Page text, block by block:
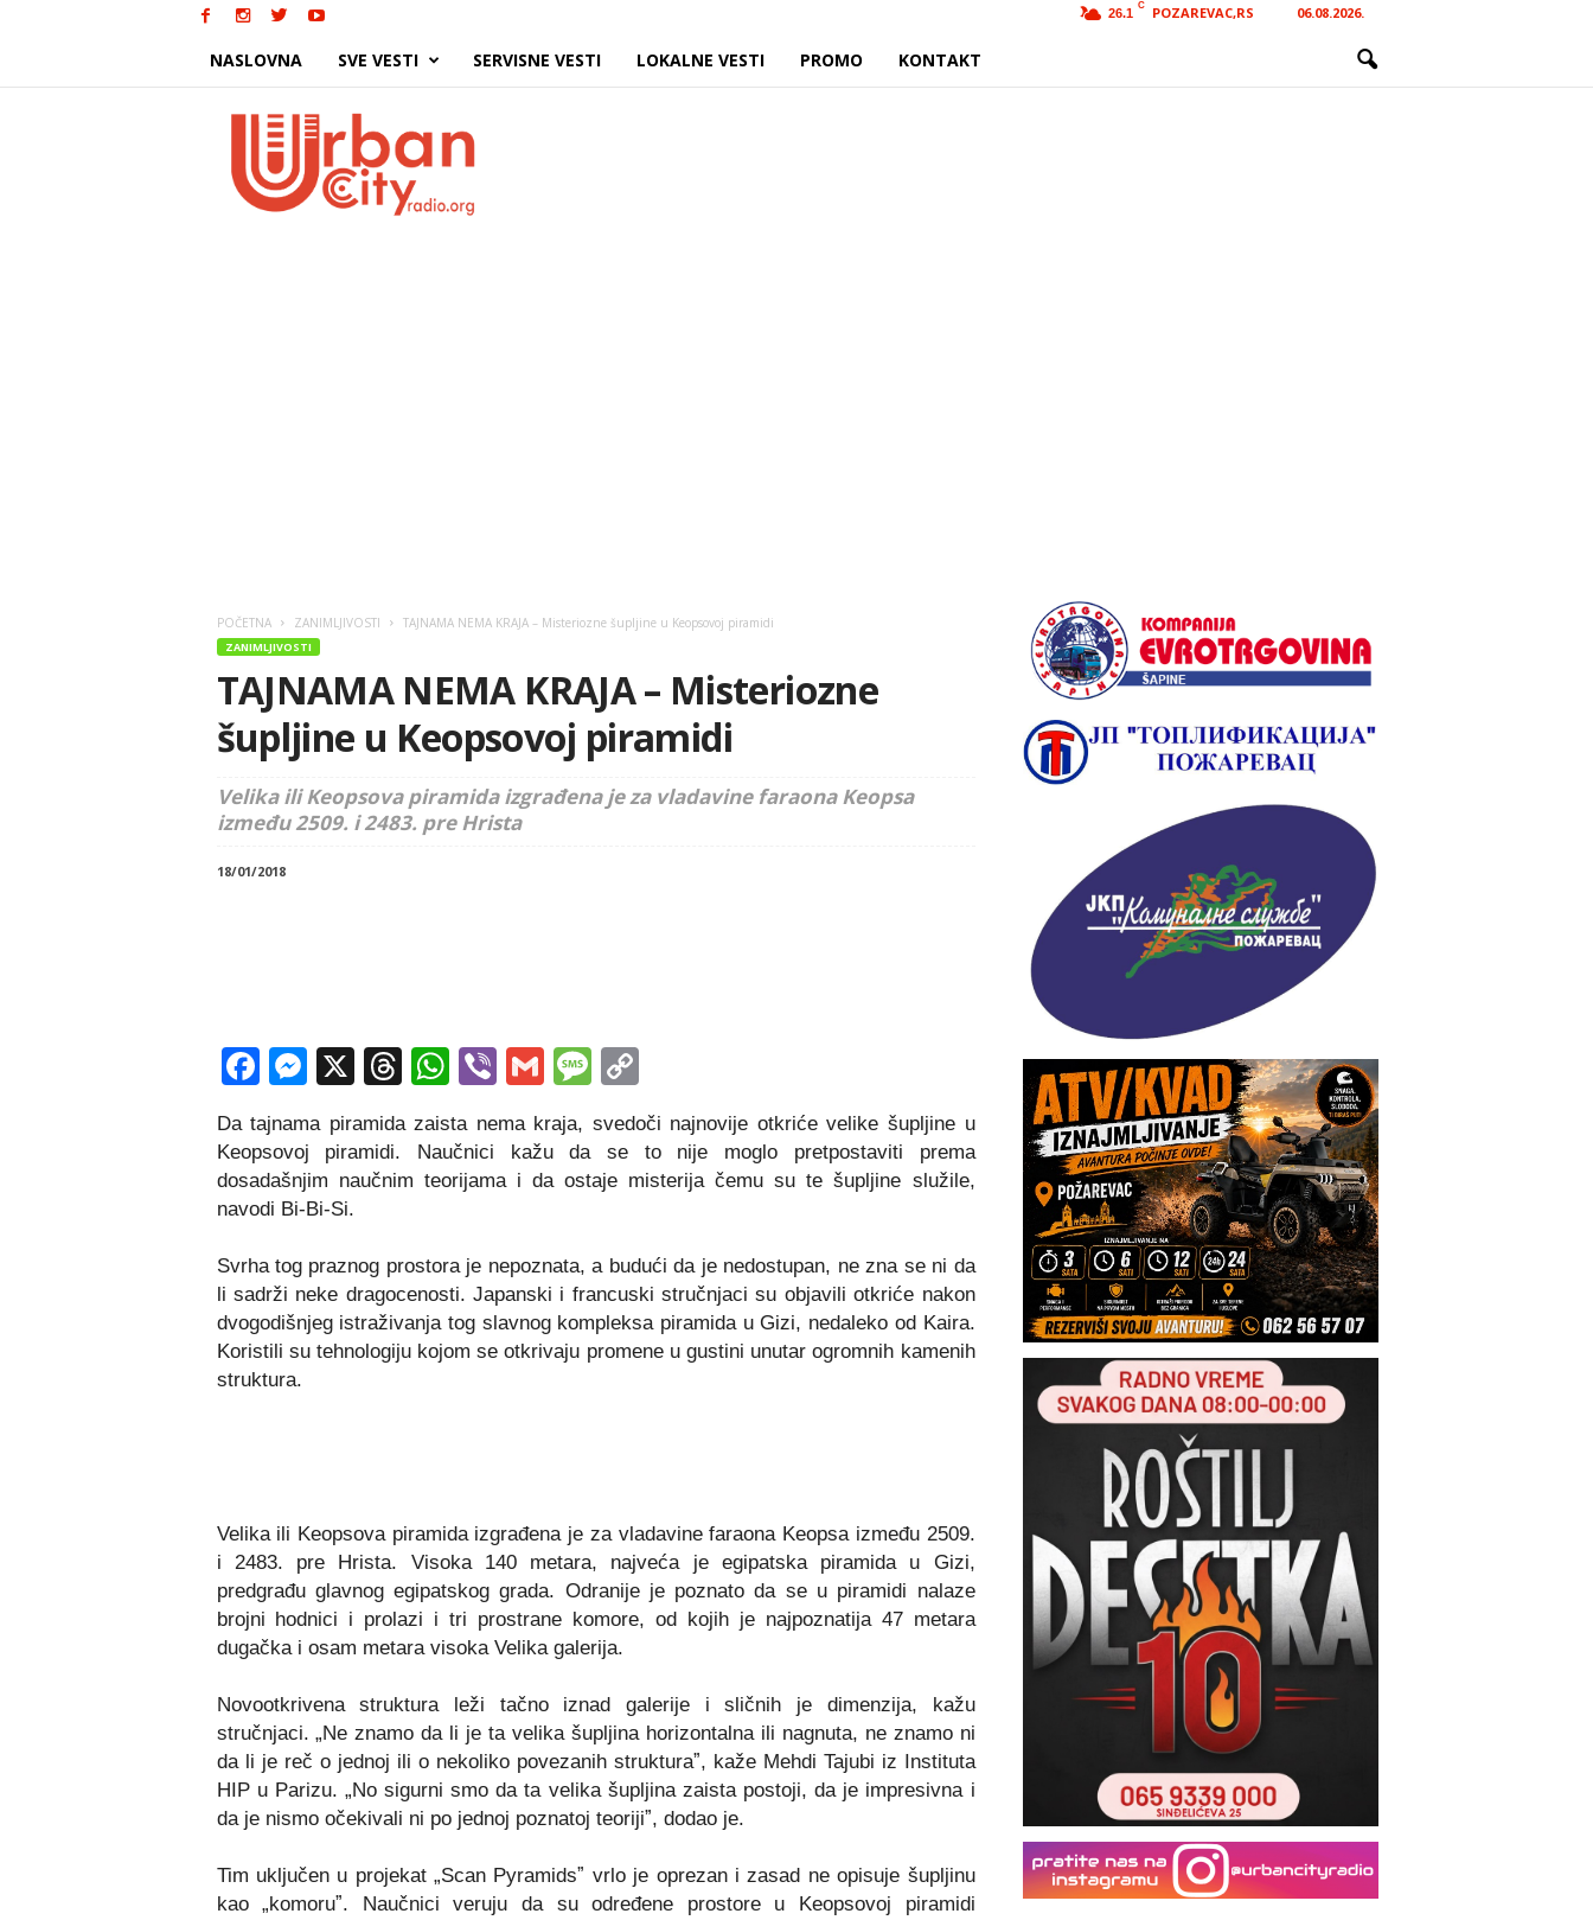
26.1
C POZAREVAC,RS 06.08.2026.
NASLOVNA SVE VESTI SERVISNE VESTI LOKALNE VESTI PROMO KONTAKT
POČETNA ZANIMLJIVOSTI TAJNAMA NEMA KRAJA – Misteriozne šupljine u Keopsovoj piramidi
ZANIMLJIVOSTI
TAJNAMA NEMA KRAJA – Misteriozne
šupljine u Keopsovoj piramidi
Velika ili Keopsova piramida izgrađena je za vladavine faraona Keopsa
između 2509. i 2483. pre Hrista
18/01/2018
Facebook
Messenger
X Threads
WhatsApp
ViberGmailMessage
Link
Da tajnama piramida zaista nema kraja, svedoči najnovije otkriće velike šupljine u
Keopsovoj piramidi. Naučnici kažu da se to nije moglo pretpostaviti prema
dosadašnjim naučnim teorijama i da ostaje misterija čemu su te šupljine služile,
navodi Bi-Bi-Si.
Svrha tog praznog prostora je nepoznata, a budući da je nedostupan, ne zna se ni da
li sadrži neke dragocenosti. Japanski i francuski stručnjaci su objavili otkriće nakon
dvogodišnjeg istraživanja tog slavnog kompleksa piramida u Gizi, nedaleko od Kaira.
Koristili su tehnologiju kojom se otkrivaju promene u gustini unutar ogromnih kamenih
struktura.
Velika ili Keopsova piramida izgrađena je za vladavine faraona Keopsa između 2509.
i 2483. pre Hrista. Visoka 140 metara, najveća je egipatska piramida u Gizi,
predgrađu glavnog egipatskog grada. Odranije je poznato da se u piramidi nalaze
brojni hodnici i prolazi i tri prostrane komore, od kojih je najpoznatija 47 metara
dugačka i osam metara visoka Velika galerija.
Novootkrivena struktura leži tačno iznad galerije i sličnih je dimenzija, kažu
stručnjaci. „Ne znamo da li je ta velika šupljina horizontalna ili nagnuta, ne znamo ni
da li je reč o jednoj ili o nekoliko povezanih strukturaˮ, kaže Mehdi Tajubi iz Instituta
HIP u Parizu. „No sigurni smo da ta velika šupljina zaista postoji, da je impresivna i
da je nismo očekivali ni po jednoj poznatoj teorijiˮ, dodao je.
Tim uključen u projekat „Scan Pyramidsˮ vrlo je oprezan i zasad ne opisuje šupljinu
kao „komoruˮ. Naučnici veruju da su određene prostore u Keopsovoj piramidi